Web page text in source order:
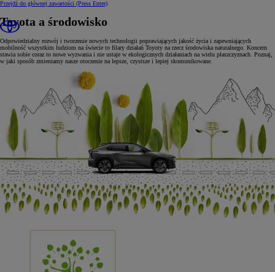
Przejdź do głównej zawartości (Press Enter)
Toyota a środowisko
Odpowiedzialny rozwój i tworzenie nowych technologii poprawiających jakość życia i zapewniających
mobilność wszystkim ludziom na świecie to filary działań Toyoty na rzecz środowiska naturalnego. Koncern
stawia sobie coraz to nowe wyzwania i nie ustaje w ekologicznych działaniach na wielu płaszczyznach. Poznaj,
w jaki sposób zmieniamy nasze otoczenie na lepsze, czystsze i lepiej skomunikowane.